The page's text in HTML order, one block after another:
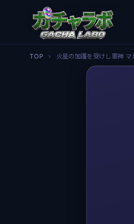
TOP › 火星の加護を受けし軍神 マ